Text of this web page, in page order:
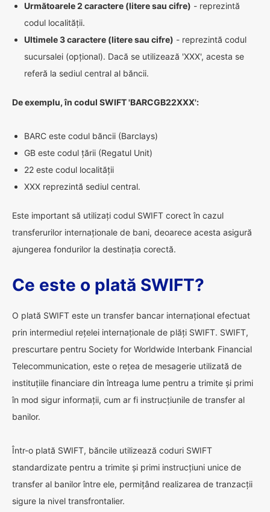
Următoarele 2 caractere (litere sau cifre) - reprezintă
codul localității.
Ultimele 3 caractere (litere sau cifre) - reprezintă codul
sucursalei (opțional). Dacă se utilizează 'XXX', acesta se
referă la sediul central al băncii.
De exemplu, în codul SWIFT 'BARCGB22XXX':
BARC este codul băncii (Barclays)
GB este codul țării (Regatul Unit)
22 este codul localității
XXX reprezintă sediul central.
Este important să utilizați codul SWIFT corect în cazul
transferurilor internaționale de bani, deoarece acesta asigură
ajungerea fondurilor la destinația corectă.
Ce este o plată SWIFT?
O plată SWIFT este un transfer bancar internațional efectuat
prin intermediul rețelei internaționale de plăți SWIFT. SWIFT,
prescurtare pentru Society for Worldwide Interbank Financial
Telecommunication, este o rețea de mesagerie utilizată de
instituțiile financiare din întreaga lume pentru a trimite și primi
în mod sigur informații, cum ar fi instrucțiunile de transfer al
banilor.
Într-o plată SWIFT, băncile utilizează coduri SWIFT
standardizate pentru a trimite și primi instrucțiuni unice de
transfer al banilor între ele, permițând realizarea de tranzacții
sigure la nivel transfrontalier.